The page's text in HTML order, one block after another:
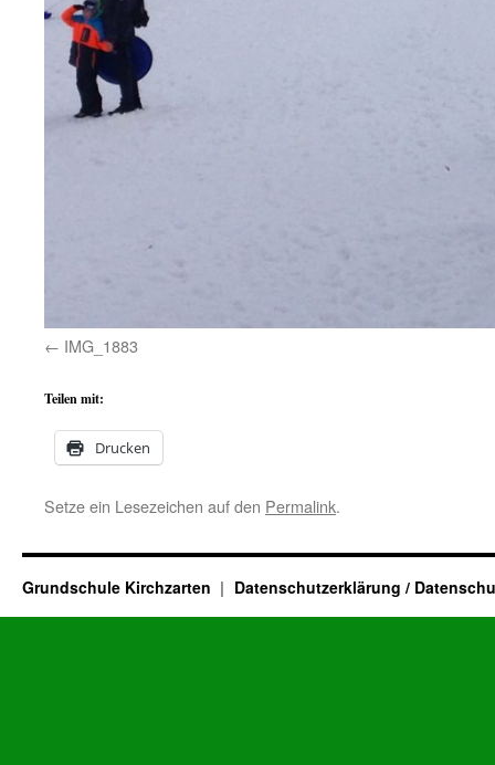
IMG_1883
Teilen mit:
Drucken
Setze ein Lesezeichen auf den Permalink.
Grundschule Kirchzarten Datenschutzerklärung /